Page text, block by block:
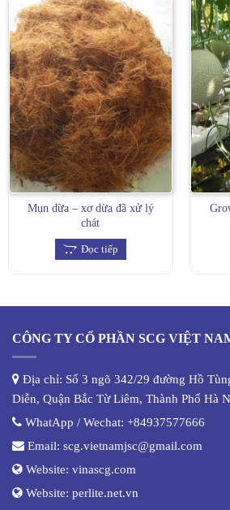
Mụn dừa – xơ dừa đã xử lý
chát
Đọc tiếp
CÔNG TY CỔ PHẦN SCG VIỆT
Địa chỉ: Số 3 ngõ 342/29 đường Hồ
Diễn, Quận Bắc Từ Liêm, Thành Phố Hà
WhatApp / Wechat: +84937577666
Email: scg.vietnamjsc@gmail.com
Website: vinascg.com
Website: perlite.net.vn